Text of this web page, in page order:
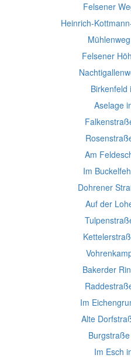
Felsener
Heinrich-
Felsener
Birkenfeld
Aselage
Am
Im
Dohrener
Auf der
Bakerder
Im
Alte
Im Esch